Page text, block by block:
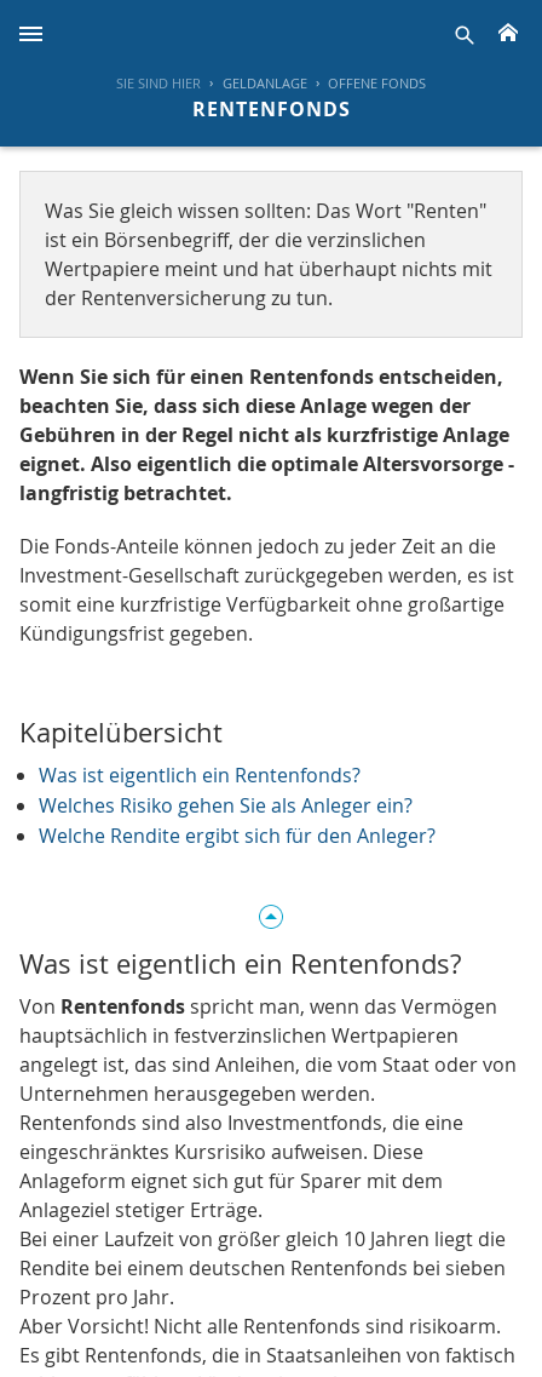
SIE SIND HIER GELDANLAGE OFFENE FONDS
RENTENFONDS
Was Sie gleich wissen sollten: Das Wort "Renten"
ist ein Börsenbegriff, der die verzinslichen
Wertpapiere meint und hat überhaupt nichts mit
der Rentenversicherung zu tun.
Wenn Sie sich für einen Rentenfonds entscheiden,
beachten Sie, dass sich diese Anlage wegen der
Gebühren in der Regel nicht als kurzfristige Anlage
eignet. Also eigentlich die optimale Altersvorsorge -
langfristig betrachtet.
Die Fonds-Anteile können jedoch zu jeder Zeit an die
Investment-Gesellschaft zurückgegeben werden, es ist
somit eine kurzfristige Verfügbarkeit ohne großartige
Kündigungsfrist gegeben.
Kapitelübersicht
Was ist eigentlich ein Rentenfonds?
Welches Risiko gehen Sie als Anleger ein?
Welche Rendite ergibt sich für den Anleger?
Was ist eigentlich ein Rentenfonds?
Von Rentenfonds spricht man, wenn das Vermögen
hauptsächlich in festverzinslichen Wertpapieren
angelegt ist, das sind Anleihen, die vom Staat oder von
Unternehmen herausgegeben werden.
Rentenfonds sind also Investmentfonds, die eine
eingeschränktes Kursrisiko aufweisen. Diese
Anlageform eignet sich gut für Sparer mit dem
Anlageziel stetiger Erträge.
Bei einer Laufzeit von größer gleich 10 Jahren liegt die
Rendite bei einem deutschen Rentenfonds bei sieben
Prozent pro Jahr.
Aber Vorsicht! Nicht alle Rentenfonds sind risikoarm.
Es gibt Rentenfonds, die in Staatsanleihen von faktisch